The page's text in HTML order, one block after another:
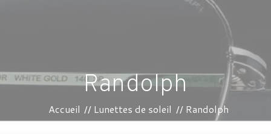
Randolph
Accueil Lunettes de soleil Randolph